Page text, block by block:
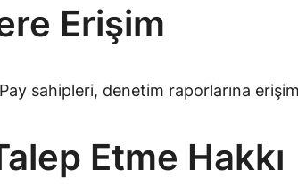
Erişim
sahipleri, denetim raporlarına
Etme Hakkı